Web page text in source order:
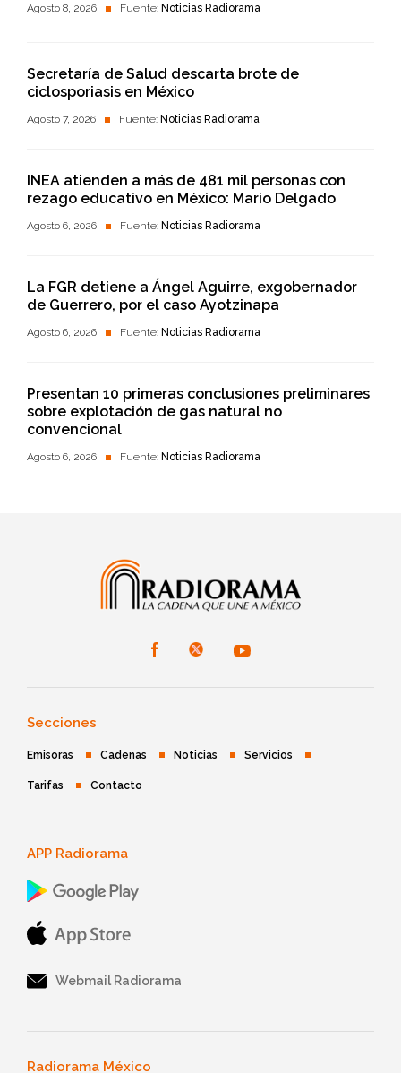
Agosto 8, 2026 Fuente: Noticias Radiorama
Secretaría de Salud descarta brote de
ciclosporiasis en México
Agosto 7, 2026 Fuente: Noticias Radiorama
INEA atienden a más de 481 mil personas con
rezago educativo en México: Mario Delgado
Agosto 6, 2026 Fuente: Noticias Radiorama
La FGR detiene a Ángel Aguirre, exgobernador
de Guerrero, por el caso Ayotzinapa
Agosto 6, 2026 Fuente: Noticias Radiorama
Presentan 10 primeras conclusiones preliminares
sobre explotación de gas natural no
convencional
Agosto 6, 2026 Fuente: Noticias Radiorama
Secciones
Emisoras Cadenas Noticias Servicios
Tarifas Contacto
APP Radiorama
Webmail Radiorama
Radiorama México